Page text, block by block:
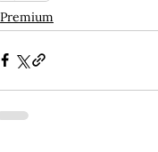
Premium